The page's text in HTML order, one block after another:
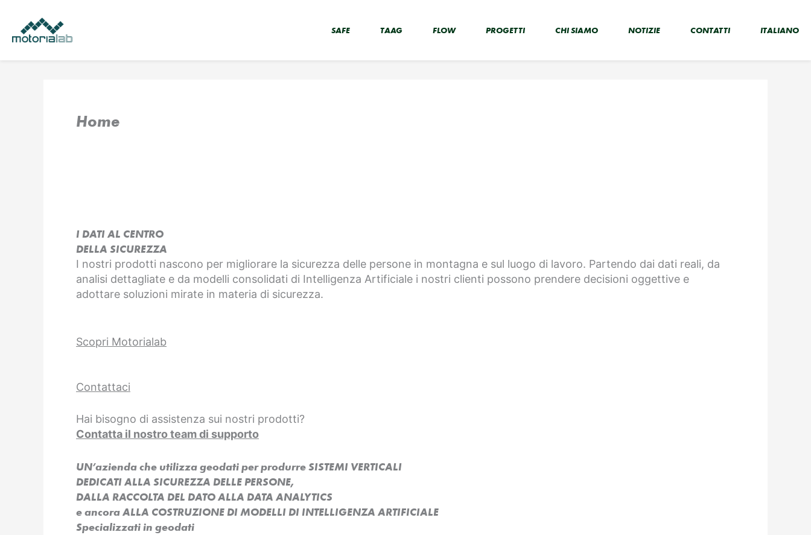
contenuto
SAFE TAAG FLOW PROGETTI CHI SIAMO NOTIZIE CONTATTI ITALIANO
Home
I DATI AL CENTRO
DELLA SICUREZZA
I nostri prodotti nascono per migliorare la sicurezza delle persone in montagna e sul luogo di lavoro. Partendo dai dati reali, da
analisi dettagliate e da modelli consolidati di Intelligenza Artificiale i nostri clienti possono prendere decisioni oggettive e
adottare soluzioni mirate in materia di sicurezza.
Scopri Motorialab
Contattaci
Hai bisogno di assistenza sui nostri prodotti?
Contatta il nostro team di supporto
UN’azienda che utilizza geodati per produrre SISTEMI VERTICALI
DEDICATI ALLA SICUREZZA DELLE PERSONE,
DALLA RACCOLTA DEL DATO ALLA DATA ANALYTICS
e ancora ALLA COSTRUZIONE DI MODELLI DI INTELLIGENZA ARTIFICIALE​
Specializzati in geodati